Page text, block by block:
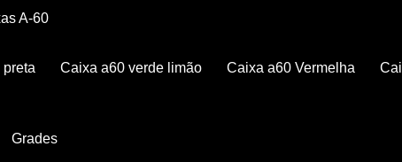
A-60
preta Caixa a60 verde limão Caixa a60 Vermelha
Grades